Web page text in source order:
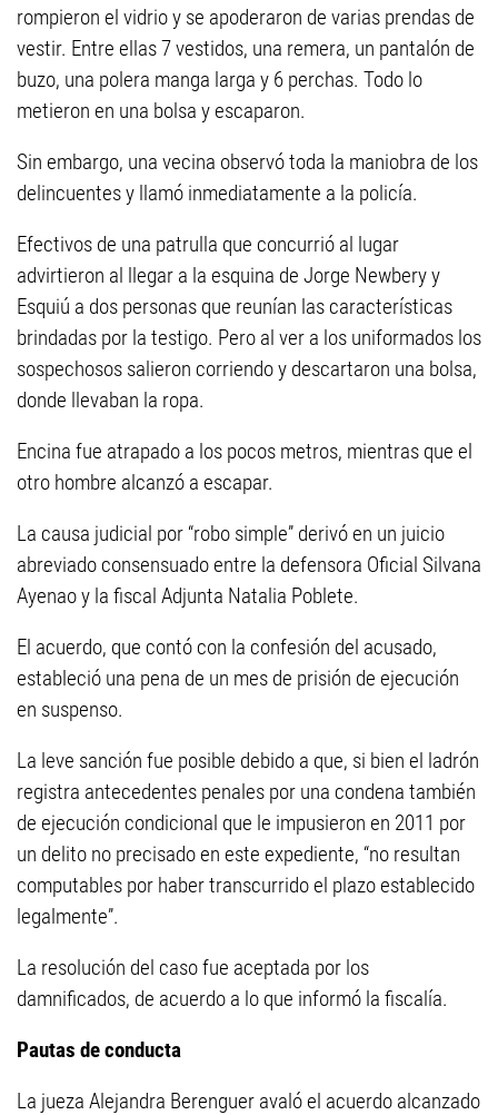
rompieron el vidrio y se apoderaron de varias prendas de
vestir. Entre ellas 7 vestidos, una remera, un pantalón de
buzo, una polera manga larga y 6 perchas. Todo lo
metieron en una bolsa y escaparon.
Sin embargo, una vecina observó toda la maniobra de los
delincuentes y llamó inmediatamente a la policía.
Efectivos de una patrulla que concurrió al lugar
advirtieron al llegar a la esquina de Jorge Newbery y
Esquiú a dos personas que reunían las características
brindadas por la testigo. Pero al ver a los uniformados los
sospechosos salieron corriendo y descartaron una bolsa,
donde llevaban la ropa.
Encina fue atrapado a los pocos metros, mientras que el
otro hombre alcanzó a escapar.
La causa judicial por “robo simple” derivó en un juicio
abreviado consensuado entre la defensora Oficial Silvana
Ayenao y la fiscal Adjunta Natalia Poblete.
El acuerdo, que contó con la confesión del acusado,
estableció una pena de un mes de prisión de ejecución
en suspenso.
La leve sanción fue posible debido a que, si bien el ladrón
registra antecedentes penales por una condena también
de ejecución condicional que le impusieron en 2011 por
un delito no precisado en este expediente, “no resultan
computables por haber transcurrido el plazo establecido
legalmente”.
La resolución del caso fue aceptada por los
damnificados, de acuerdo a lo que informó la fiscalía.
Pautas de conducta
La jueza Alejandra Berenguer avaló el acuerdo alcanzado